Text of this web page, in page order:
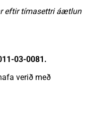
eftir tímasettri áætlun
03-0081.
verið með